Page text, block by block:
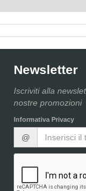
Newsletter
Iscriviti alla
nostre promozioni
Informativa Privacy
@